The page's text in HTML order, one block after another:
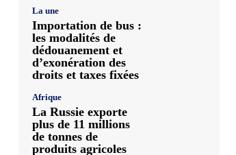
La une
Importation de bus :
les modalités de
dédouanement et
d’exonération des
droits et taxes fixées
Afrique
La Russie exporte
plus de 11 millions
de tonnes de
produits agricoles